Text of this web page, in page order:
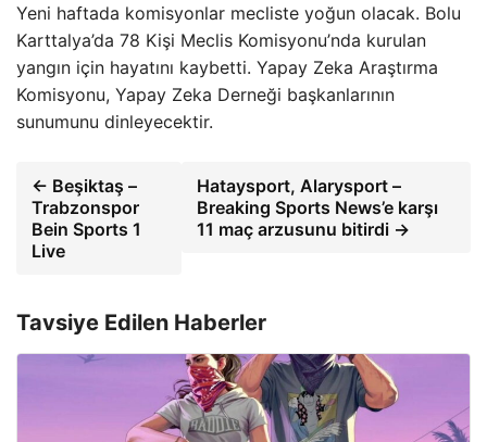
Yeni haftada komisyonlar mecliste yoğun olacak. Bolu
Karttalya’da 78 Kişi Meclis Komisyonu’nda kurulan
yangın için hayatını kaybetti. Yapay Zeka Araştırma
Komisyonu, Yapay Zeka Derneği başkanlarının
sunumunu dinleyecektir.
← Beşiktaş –
Trabzonspor
Bein Sports 1
Live
Hataysport, Alarysport –
Breaking Sports News’e karşı
11 maç arzusunu bitirdi →
Tavsiye Edilen Haberler